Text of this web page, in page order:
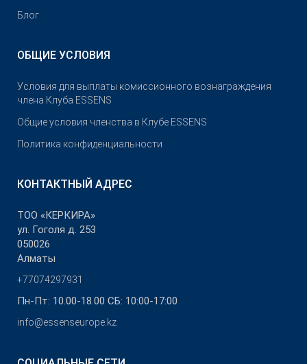
Блог
ОБЩИЕ УСЛОВИЯ
Условия для выплаты комиссионного вознаграждения
члена Клуба ESSENS
Общие условия членства в Клубе ESSENS
Политика конфиденциальности
КОНТАКТНЫЙ АДРЕС
ТОО «КЕРКИРА»
ул. Гоголя д. 253
050026
Алматы
+77074297931
Пн-Пт: 10.00-18.00 СБ: 10:00-17:00
info@essenseurope.kz